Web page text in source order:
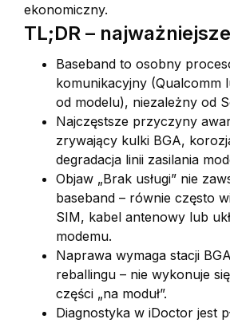
ekonomiczny.
TL;DR –
Baseband to osobny
komunikacyjny (Qualcomm
od modelu), niezależny od
Najczęstsze przyczyny
zrywający kulki BGA,
degradacja linii zasilania
Objaw „Brak usługi” nie
baseband – równie często
SIM, kabel antenowy lub
modemu.
Naprawa wymaga stacji
reballingu – nie wykonuje
części „na moduł”.
Diagnostyka w iDoctor jest